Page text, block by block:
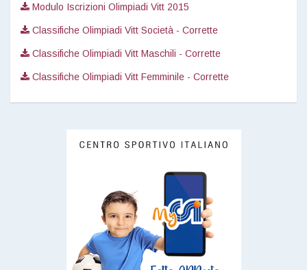
Modulo Iscrizioni Olimpiadi Vitt 2015
Classifiche Olimpiadi Vitt Società - Corrette
Classifiche Olimpiadi Vitt Maschili - Corrette
Classifiche Olimpiadi Vitt Femminile - Corrette